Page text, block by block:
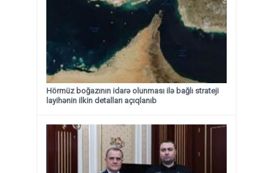
Hörmüz boğazının idarə olunması ilə bağlı strateji
layihənin ilkin detalları açıqlanıb